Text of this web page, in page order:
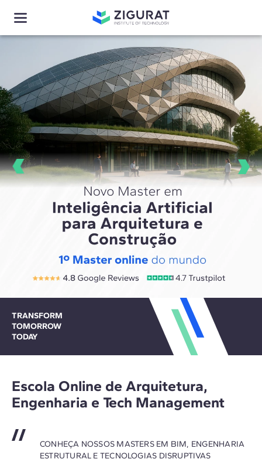
TRANSFORM
TOMORROW
TODAY
Escola Online de Arquitetura,
Engenharia e Tech Management
CONHEÇA NOSSOS MASTERS EM BIM, ENGENHARIA
ESTRUTURAL E TECNOLOGIAS DISRUPTIVAS